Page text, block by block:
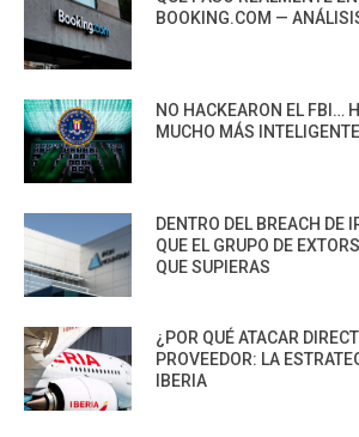
BOOKING.COM —
NO HACKEARON EL FBI…
MUCHO MÁS INTELIGENTE
DENTRO DEL BREACH DE
QUE EL GRUPO DE
QUE SUPIERAS
¿POR QUÉ ATACAR
PROVEEDOR: LA
IBERIA